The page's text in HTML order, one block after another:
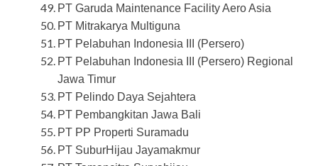
PT Garuda Maintenance Facility Aero Asia
PT Mitrakarya Multiguna
PT Pelabuhan Indonesia III (Persero)
PT Pelabuhan Indonesia III (Persero) Regional
Jawa Timur
PT Pelindo Daya Sejahtera
PT Pembangkitan Jawa Bali
PT PP Properti Suramadu
PT SuburHijau Jayamakmur